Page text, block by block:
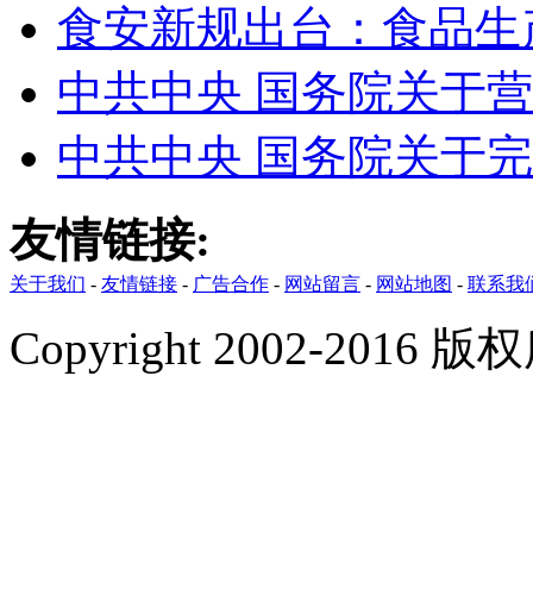
食安新规出台：食品
中共中央 国务院关于
中共中央 国务院关于
友情链接:
关于我们 - 友情链接 - 广告合作 - 网站留言 - 网站地图 - 联系我
Copyright 2002-2016 版